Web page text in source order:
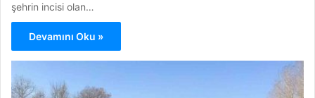
şehrin incisi olan…
Devamını Oku »